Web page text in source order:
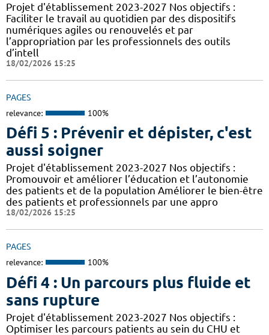
Projet d'établissement 2023-2027 Nos objectifs :
Faciliter le travail au quotidien par des dispositifs
numériques agiles ou renouvelés et par
l’appropriation par les professionnels des outils
d’intell
18/02/2026 15:25
PAGES
relevance: 100%
Défi 5 : Prévenir et dépister, c'est
aussi soigner
Projet d'établissement 2023-2027 Nos objectifs :
Promouvoir et améliorer l’éducation et l’autonomie
des patients et de la population Améliorer le bien-être
des patients et professionnels par une appro
18/02/2026 15:25
PAGES
relevance: 100%
Défi 4 : Un parcours plus fluide et
sans rupture
Projet d'établissement 2023-2027 Nos objectifs :
Optimiser les parcours patients au sein du CHU et